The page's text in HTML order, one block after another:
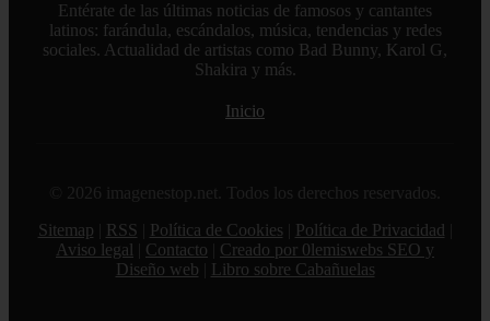
Entérate de las últimas noticias de famosos y cantantes
latinos: farándula, escándalos, música, tendencias y redes
sociales. Actualidad de artistas como Bad Bunny, Karol G,
Shakira y más.
Inicio
© 2026 imagenestop.net. Todos los derechos reservados.
Sitemap
RSS Política de Cookies Política de Privacidad
Aviso legal
Contacto
Creado por 0lemiswebs SEO y
Diseño web
Libro sobre Cabañuelas